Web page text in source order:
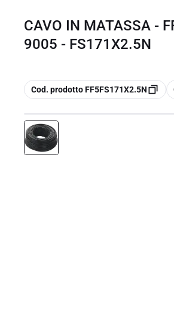
CAVO IN MATASSA -
9005 - FS171X2.5N
copia
Cod. prodotto FF5FS171X2.5N